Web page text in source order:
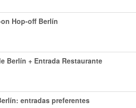
Hop-off Berlín
Berlín + Entrada Restaurante
entradas preferentes